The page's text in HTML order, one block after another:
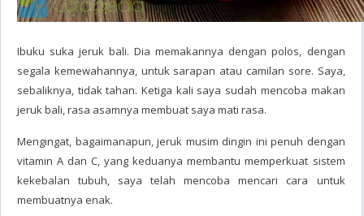
Ibuku suka jeruk bali. Dia memakannya dengan polos, dengan
segala kemewahannya, untuk sarapan atau camilan sore. Saya,
sebaliknya, tidak tahan. Ketiga kali saya sudah mencoba makan
jeruk bali, rasa asamnya membuat saya mati rasa.
Mengingat, bagaimanapun, jeruk musim dingin ini penuh dengan
vitamin A dan C, yang keduanya membantu memperkuat sistem
kekebalan tubuh, saya telah mencoba mencari cara untuk
membuatnya enak.